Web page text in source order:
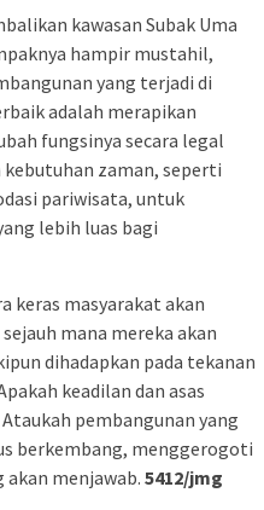
kawasan Subak Uma
hampir mustahil,
yang terjadi di
adalah merapikan
fungsinya secara legal
kebutuhan zaman, seperti
pariwisata, untuk
lebih luas bagi
keras masyarakat akan
mana mereka akan
dihadapkan pada tekanan
keadilan dan asas
pembangunan yang
berkembang, menggerogoti
akan menjawab. 5412/jmg